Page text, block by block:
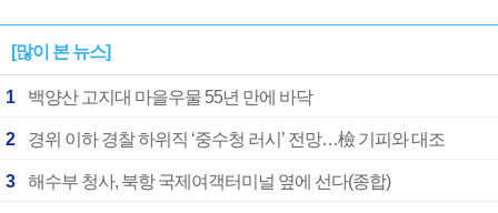
[많이 본 뉴스]
1 백양산 고지대 마을우물 55년 만에 바닥
2 경위 이하 경찰 하위직 ‘중수청 러시’ 전망…檢 기피와 대조
3 해수부 청사, 북항 국제여객터미널 옆에 선다(종합)